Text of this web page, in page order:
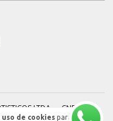
de cookies para
LTDA — CNPJ: